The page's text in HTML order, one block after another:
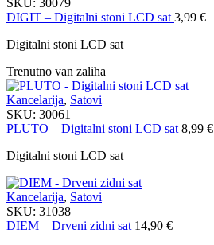
SKU: 30079
DIGIT – Digitalni stoni LCD sat 3,99 €
Digitalni stoni LCD sat
Trenutno van zaliha
Kancelarija, Satovi
SKU: 30061
PLUTO – Digitalni stoni LCD sat 8,99 €
Digitalni stoni LCD sat
Kancelarija, Satovi
SKU: 31038
DIEM – Drveni zidni sat 14,90 €